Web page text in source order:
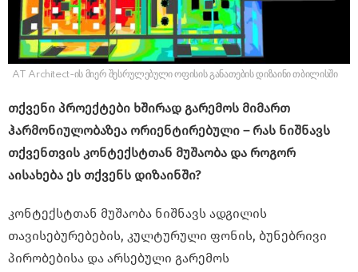
AT Architect-ის მიერ შესრულებული ოფისის განათების დიზაინი თბილისში
თქვენი პროექტები ხშირად გარემოს მიმართ
ჰარმონიულობაზეა ორიენტირებული – რას ნიშნავს
თქვენთვის კონტექსტთან მუშაობა და როგორ
აისახება ეს თქვენს დიზაინში?
კონტექსტთან მუშაობა ნიშნავს ადგილის
თავისებურებების, კულტურული ფონის, ბუნებრივი
პირობებისა და არსებული გარემოს